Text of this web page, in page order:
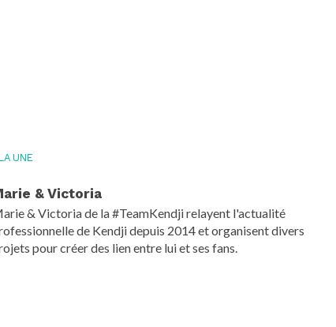
UNE
& Victoria
& Victoria de la #TeamKendji relayent l'actualité
de Kendji depuis 2014 et organisent divers
pour créer des lien entre lui et ses fans.